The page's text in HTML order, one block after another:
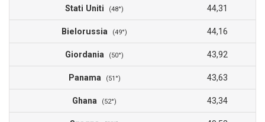
Stati Uniti (48°) 44,31
Bielorussia (49°) 44,16
Giordania (50°) 43,92
Panama (51°) 43,63
Ghana (52°) 43,34